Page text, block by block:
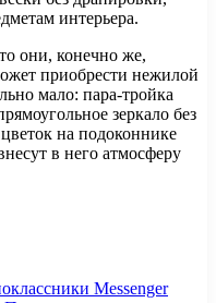
интерьера.
они, конечно же,
приобрести нежилой
мало: пара-тройка
зеркало без
на подоконнике
в него атмосферу
Messenger